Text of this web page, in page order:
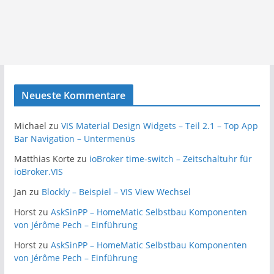
Neueste Kommentare
Michael zu VIS Material Design Widgets – Teil 2.1 – Top App
Bar Navigation – Untermenüs
Matthias Korte zu ioBroker time-switch – Zeitschaltuhr für
ioBroker.VIS
Jan zu Blockly – Beispiel – VIS View Wechsel
Horstzu AskSinPP – HomeMatic Selbstbau Komponenten
von Jérôme Pech – Einführung
Horstzu AskSinPP – HomeMatic Selbstbau Komponenten
von Jérôme Pech – Einführung